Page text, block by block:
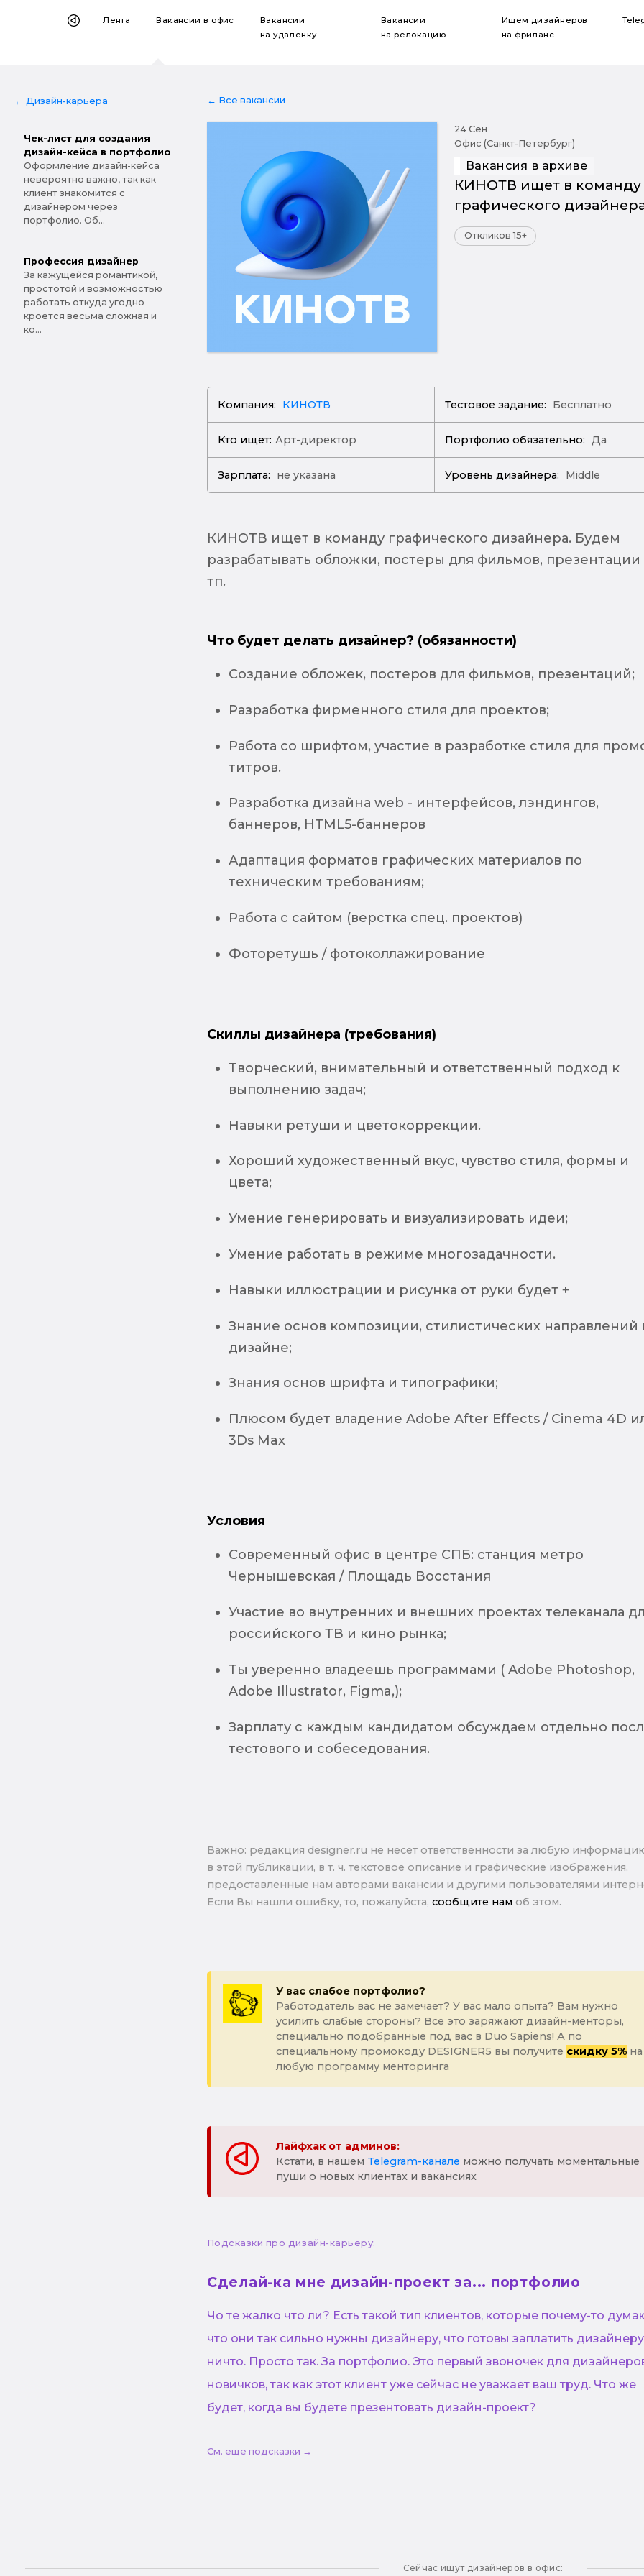
Лента Вакансиив офис
Вакансии
на удаленку
Вакансии
на релокацию
Ищем дизайнеров
на фриланс
← Дизайн-карьера
Чек-лист для создания
дизайн-кейса в портфолио
Оформление дизайн-кейса
невероятно важно, так как
клиент знакомится с
дизайнером через
портфолио. Об...
Профессия дизайнер
За кажущейся романтикой,
простотой и возможностью
работать откуда угодно
кроется весьма сложная и
ко...
← Все вакансии
24 Сен
Офис (Санкт-Петербург)
Вакансия в архиве
КИНОТВ ищет в команду
графического
Откликов 15+
Компания: КИНОТВ Тестовое задание: Бесплатно
Кто ищет: Арт-директор Портфолио обязательно: Да
Зарплата: не указана Уровень дизайнера: Middle
КИНОТВ ищет в команду графического дизайнера. Будем
разрабатывать обложки, постеры для фильмов, презентации
тп.
Что будет делать дизайнер? (обязанности)
Создание обложек, постеров для фильмов, презентаций;
Разработка фирменного стиля для проектов;
Работа со шрифтом, участие в разработке стиля для
титров.
Разработка дизайна web - интерфейсов, лэндингов,
баннеров, HTML5-баннеров
Адаптация форматов графических материалов по
техническим требованиям;
Работа с сайтом (верстка спец. проектов)
Фоторетушь / фотоколлажирование
Скиллы дизайнера (требования)
Творческий, внимательный и ответственный подход к
выполнению задач;
Навыки ретуши и цветокоррекции.
Хороший художественный вкус, чувство стиля, формы и
цвета;
Умение генерировать и визуализировать идеи;
Умение работать в режиме многозадачности.
Навыки иллюстрации и рисунка от руки будет +
Знание основ композиции, стилистических направлений
дизайне;
Знания основ шрифта и типографики;
Плюсом будет владение Adobe After Effects / Cinema 4D
3Ds Max
Условия
Современный офис в центре СПБ: станция метро
Чернышевская / Площадь Восстания
Участие во внутренних и внешних проектах телеканала
российского ТВ и кино рынка;
Ты уверенно владеешь программами ( Adobe Photoshop,
Adobe Illustrator, Figma,);
Зарплату с каждым кандидатом обсуждаем отдельно
тестового и собеседования.
Важно: pедакция designer.ru не несет ответственности за любую
в этой публикации, в т. ч. текстовое описание и графические изображения,
предоставленные нам авторами вакансии и другими пользователями
Если Вы нашли ошибку, то, пожалуйста, сообщите нам об этом.
У вас слабое портфолио?
Работодатель вас не замечает? У вас мало опыта? Вам нужно
усилить слабые стороны? Все это заряжают дизайн-менторы,
специально подобранные под вас в Duo Sapiens! А по
специальному промокоду DESIGNER5 вы получите скидку 5%на
любую программу менторинга
Лайфхак от админов:
Кстати, в нашем Telegram-канале можно получать моментальные
пуши о новых клиентах и вакансиях
Подсказки про дизайн-карьеру:
Сделай-ка мне дизайн-проект за... портфолио
Чо те жалко что ли? Есть такой тип клиентов, которые почему-то
что они так сильно нужны дизайнеру, что готовы заплатить
ничто. Просто так. За портфолио. Это первый звоночек для
новичков, так как этот клиент уже сейчас не уважает ваш труд. Что же
будет, когда вы будете презентовать дизайн-проект?
См. еще подсказки →
Сейчас ищут дизайнеров в офис: